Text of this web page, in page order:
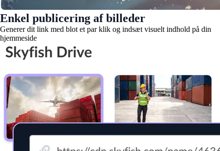
Enkel publicering af billeder
Generer dit link med blot et par klik og indsæt visuelt indhold på din
hjemmeside